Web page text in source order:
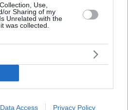
Use,
or Sharing of my
Unrelated with the
was collected.
Data Access Privacy Policy
που δημοσίευσαν στο Instagram